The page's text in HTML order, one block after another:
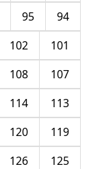
94
95
101
102
107
108
113
114
119
120
125
126